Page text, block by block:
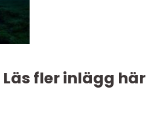
Läs fler inlägg här